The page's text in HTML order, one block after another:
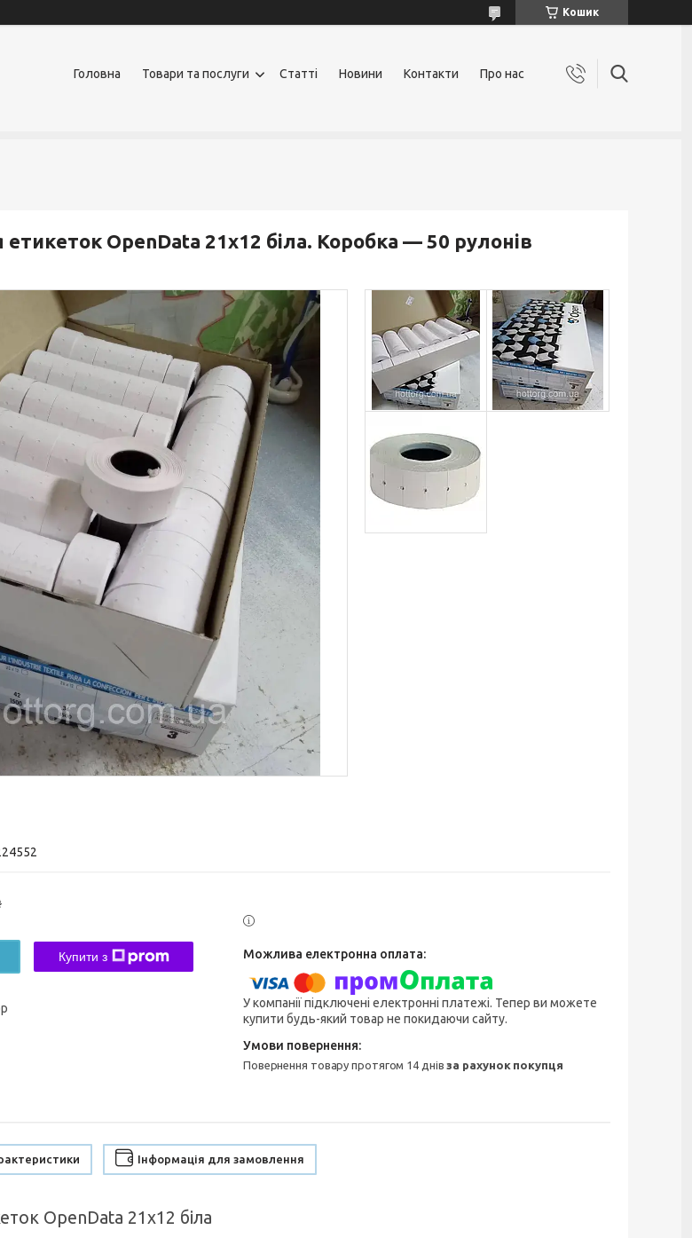
Кошик
Головна Товари та послуги Статті Новини Контакти Про нас
етикеток OpenData 21х12 біла. Коробка — 50 рулонів
Купити з
У компанії підключені електронні платежі. Тепер ви можете
купити будь-який товар не покидаючи сайту.
повернення товару протягом 14 днівза рахунок покупця
Інформація для замовлення
OpenData 21х12 біла